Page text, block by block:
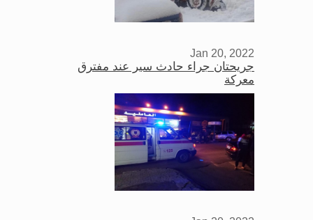
Jan 20, 2022
جريحتان جراء حادث سير عند مفترق
معركة